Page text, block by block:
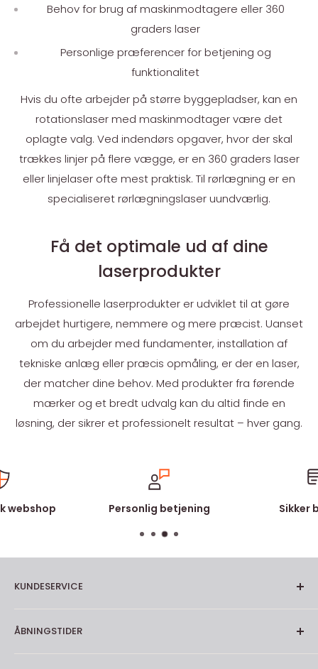
Behov for brug af maskinmodtagere eller 360
graders laser
Personlige præferencer for betjening og
funktionalitet
Hvis du ofte arbejder på større byggepladser, kan en
rotationslaser med maskinmodtager være det
oplagte valg. Ved indendørs opgaver, hvor der skal
trækkes linjer på flere vægge, er en 360 graders laser
eller linjelaser ofte mest praktisk. Til rørlægning er en
specialiseret rørlægningslaser uundværlig.
Få det optimale ud af dine
laserprodukter
Professionelle laserprodukter er udviklet til at gøre
arbejdet hurtigere, nemmere og mere præcist. Uanset
om du arbejder med fundamenter, installation af
tekniske anlæg eller præcis opmåling, er der en laser,
der matcher dine behov. Med produkter fra førende
mærker og et bredt udvalg kan du altid finde en
løsning, der sikrer et professionelt resultat – hver gang.
webshop Personlig betjening Sikker
KUNDESERVICE
Kontakt
ÅBNINGSTIDER